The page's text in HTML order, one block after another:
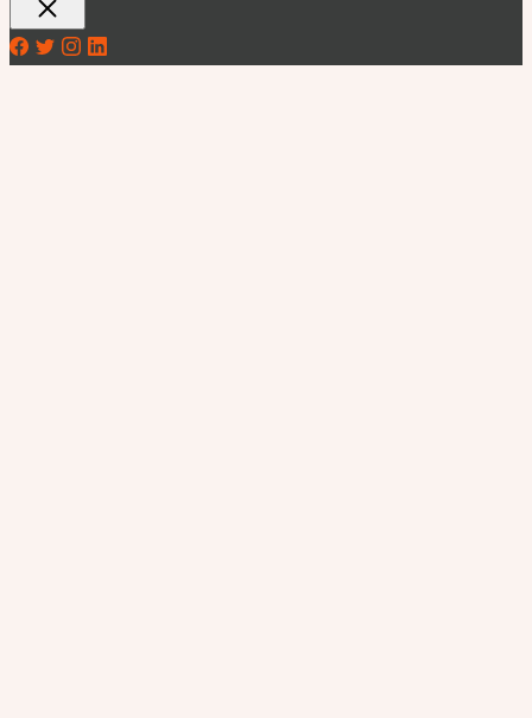
Fermer